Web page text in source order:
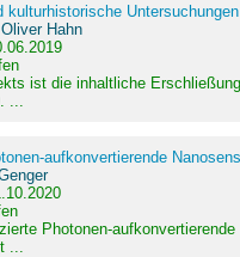
kulturhistorische
Hahn
ist die inhaltliche
aufkonvertierende
Photonen-
...